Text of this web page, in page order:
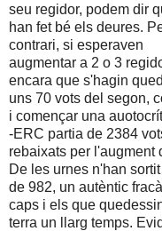
seu regidor, podem dir
han fet bé els deures.
contrari, si esperaven
augmentar a 2 o 3
encara que s'hagin
uns 70 vots del segon,
i començar una
-ERC partia de 2384
rebaixats per l'augment
De les urnes n'han
de 982, un autèntic
caps i els que
terra un llarg temps.